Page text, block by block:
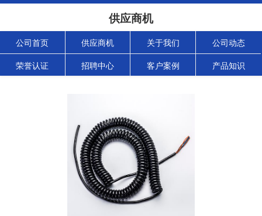
供应商机
公司首页 供应商机 关于我们 公司动态
荣誉认证 招聘中心 客户案例 产品知识